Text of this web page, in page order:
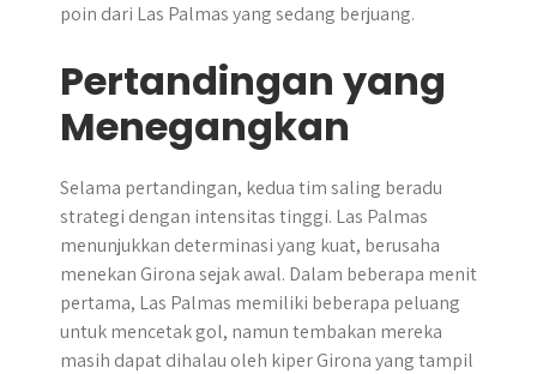
poin dari Las Palmas yang sedang berjuang.
Pertandingan yang
Menegangkan
Selama pertandingan, kedua tim saling beradu
strategi dengan intensitas tinggi. Las Palmas
menunjukkan determinasi yang kuat, berusaha
menekan Girona sejak awal. Dalam beberapa menit
pertama, Las Palmas memiliki beberapa peluang
untuk mencetak gol, namun tembakan mereka
masih dapat dihalau oleh kiper Girona yang tampil